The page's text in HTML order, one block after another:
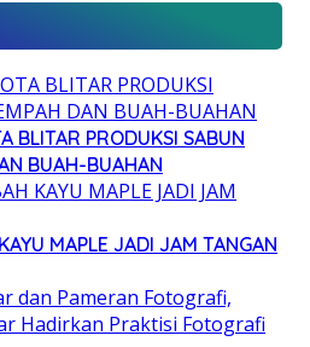
BLITAR PRODUKSI SABUN
BUAH-BUAHAN
MAPLE JADI JAM TANGAN